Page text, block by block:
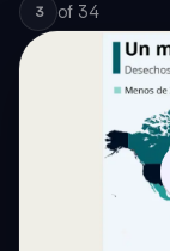
3 of 34